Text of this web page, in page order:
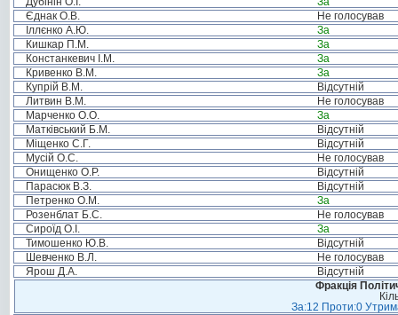
Єднак О.В.
Не голосував
Іллєнко А.Ю.
За
Кишкар П.М.
За
Констанкевич І.М.
За
Кривенко В.М.
За
Купрій В.М.
Відсутній
Литвин В.М.
Не голосував
Марченко О.О.
За
Матківський Б.М.
Відсутній
Міщенко С.Г.
Відсутній
Мусій О.С.
Не голосував
Онищенко О.Р.
Відсутній
Парасюк В.З.
Відсутній
Петренко О.М.
За
Розенблат Б.С.
Не голосував
Сироїд О.І.
За
Тимошенко Ю.В.
Відсутній
Шевченко В.Л.
Не голосував
Ярош Д.А.
Відсутній
Фракція
За:12 Проти:0